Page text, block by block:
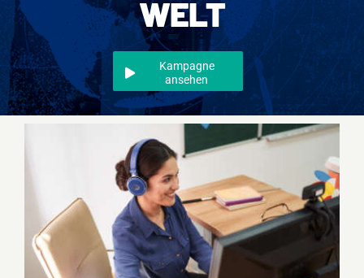
Events
Überregional
Jobs
Newsletter
WELT
Kampagne
ansehen
Lieferkettensorgfaltspflichtengesetz –
Online-Seminar mit Jelena Nikolić am 4. März